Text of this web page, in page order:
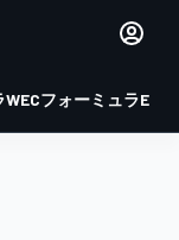
WECフォーミュラE